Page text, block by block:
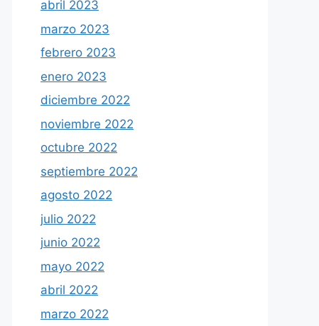
abril 2023
marzo 2023
febrero 2023
enero 2023
diciembre 2022
noviembre 2022
octubre 2022
septiembre 2022
agosto 2022
julio 2022
junio 2022
mayo 2022
abril 2022
marzo 2022